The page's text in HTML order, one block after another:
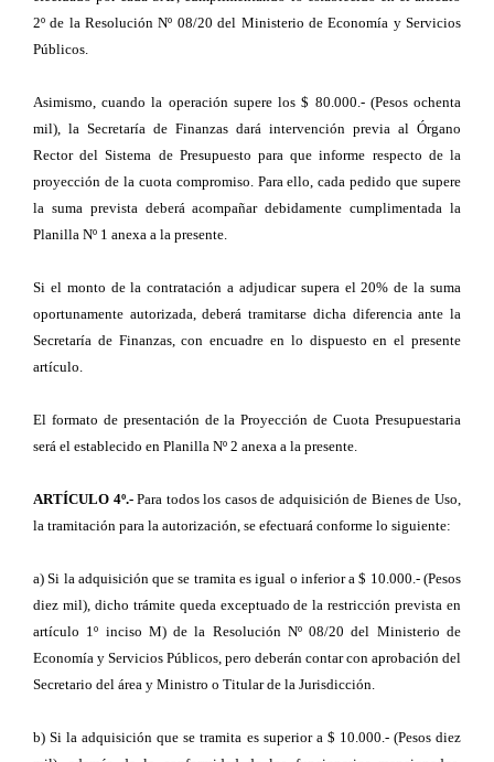
2º de la Resolución Nº 08/20 del Ministerio de Economía y Servicios
Públicos.
Asimismo, cuando la operación supere los $ 80.000.- (Pesos ochenta
mil), la Secretaría de Finanzas dará intervención previa al Órgano
Rector del Sistema de Presupuesto para que informe respecto de la
proyección de la cuota compromiso. Para ello, cada pedido que supere
la suma prevista deberá acompañar debidamente cumplimentada la
Planilla Nº 1 anexa a la presente.
Si el monto de la contratación a adjudicar supera el 20% de la suma
oportunamente autorizada, deberá tramitarse dicha diferencia ante la
Secretaría de Finanzas, con encuadre en lo dispuesto en el presente
artículo.
El formato de presentación de la Proyección de Cuota Presupuestaria
será el establecido en Planilla Nº 2 anexa a la presente.
ARTÍCULO 4º.-Para todos los casos de adquisición de Bienes de Uso,
la tramitación para la autorización, se efectuará conforme lo siguiente:
a) Si la adquisición que se tramita es igual o inferior a $ 10.000.- (Pesos
diez mil), dicho trámite queda exceptuado de la restricción prevista en
artículo 1º inciso M) de la Resolución Nº 08/20 del Ministerio de
Economía y Servicios Públicos, pero deberán contar con aprobación del
Secretario del área y Ministro o Titular de la Jurisdicción.
b) Si la adquisición que se tramita es superior a $ 10.000.- (Pesos diez